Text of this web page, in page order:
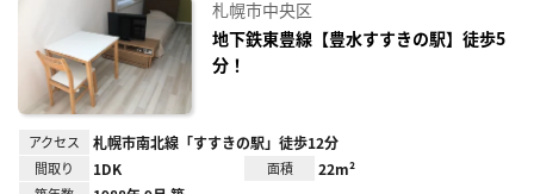
録
札幌市中央区
地下鉄東豊線【豊水すすきの駅】徒歩5
分！
アクセス 札幌市南北線「すすきの駅」徒歩12分
間取り 1DK 面積 22m²